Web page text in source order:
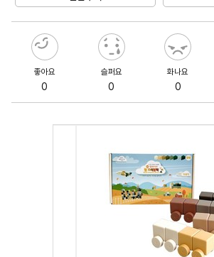
좋아요
0
슬퍼요
0
화나요
0